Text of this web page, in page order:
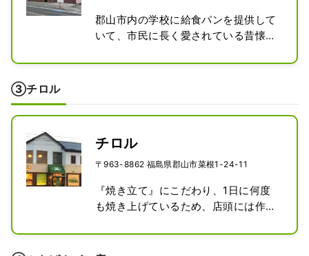
チゴ，桜もち，瀬戸内レモン，モンブ
ラン，サツマイモ，かぼちゃ等)のク
郡山市内の学校に給食パンを提供して
いて、市民に長く愛されている昔懐か
クリームボックスは厚切りの食パンに
おやつ感覚のパンです。
ンクリームボックスがあります。
③チロル
チロル
〒963-8862 福島県郡山市菜根1-24-11
『焼き立て』にこだわり、1日に何度
も焼き上げているため、店頭には作り
クリームボックスもぜひ焼き立てをご